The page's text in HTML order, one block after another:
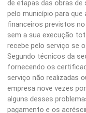
de etapas das obras
pelo município para
financeiros previstos
sem a sua execução
recebe pelo serviço se
Segundo técnicos da
fornecendo os
serviço não realizadas
empresa nove vezes
alguns desses
pagamento e os